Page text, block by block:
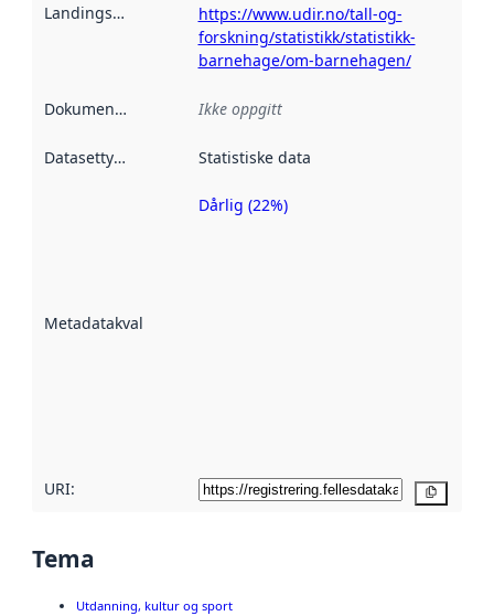
Landingsside
https://www.udir.no/tall-og-
forskning/statistikk/statistikk-
barnehage/om-barnehagen/
Dokumentasjon Ikke oppgitt
Datasettype Statistiske data
Metadatakvalitet
Metadatakvalitet
Dårlig (22%)
URI:
Tema
Utdanning, kultur og sport